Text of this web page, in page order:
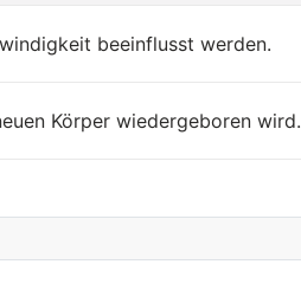
beeinflusst werden.
Körper wiedergeboren wird.